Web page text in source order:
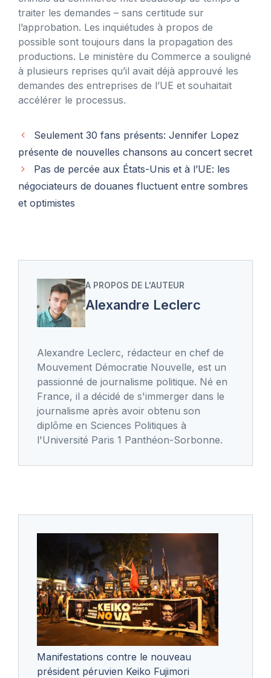
traiter les demandes – sans certitude sur
l’approbation. Les inquiétudes à propos de
possible sont toujours dans la propagation des
productions. Le ministère du Commerce a souligné
à plusieurs reprises qu’il avait déjà approuvé les
demandes des entreprises de l’UE et souhaitait
accélérer le processus.
Seulement 30 fans présents: Jennifer Lopez
présente de nouvelles chansons au concert secret
Pas de percée aux États-Unis et à l’UE: les
négociateurs de douanes fluctuent entre sombres
et optimistes
A PROPOS DE L'AUTEUR
Alexandre Leclerc
Alexandre Leclerc, rédacteur en chef de
Mouvement Démocratie Nouvelle, est un
passionné de journalisme politique. Né en
France, il a décidé de s'immerger dans le
journalisme après avoir obtenu son
diplôme en Sciences Politiques à
l'Université Paris 1 Panthéon-Sorbonne.
Manifestations contre le nouveau
président péruvien Keiko Fujimori